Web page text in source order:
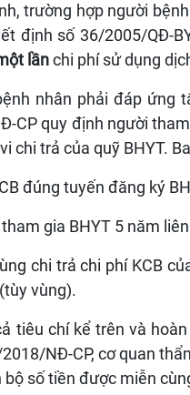
trường hợp người
định số 36/2005/QĐ-
lầnchi phí sử dụng
nhân phải đáp ứng
CP quy định người
chi trả của quỹ BHYT.
đúng tuyến đăng ký
gia BHYT 5 năm
chi trả chi phí KCB
vùng).
tiêu chí kể trên và
NĐ-CP, cơ quan
số tiền được miễn